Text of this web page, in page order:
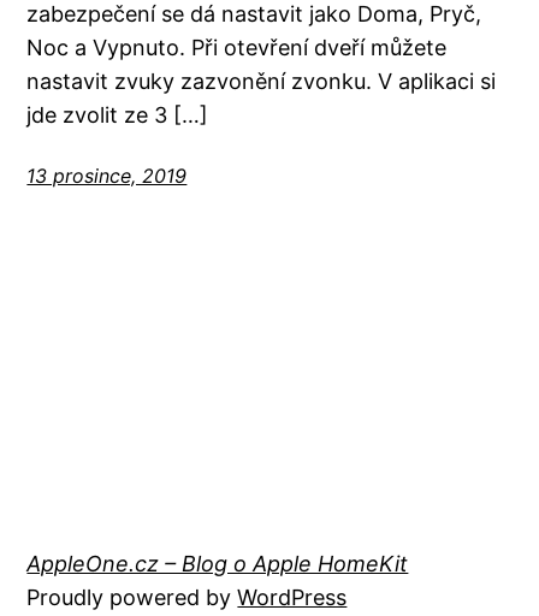
zabezpečení se dá nastavit jako Doma, Pryč,
Noc a Vypnuto. Při otevření dveří můžete
nastavit zvuky zazvonění zvonku. V aplikaci si
jde zvolit ze 3 […]
13 prosince, 2019
AppleOne.cz – Blog o Apple HomeKit
Proudly powered byWordPress